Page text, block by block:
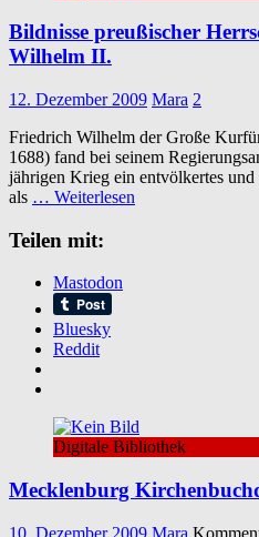
Bildnisse preußischer
Wilhelm II.
12. Dezember 2009 Mara 2
Friedrich Wilhelm der Große
1688) fand bei seinem
jährigen Krieg ein entvölkertes
als … Weiterlesen
Teilen mit:
Mastodon
Bluesky
Reddit
Digitale Bibliothek
Mecklenburg
10. Dezember 2009 Mara